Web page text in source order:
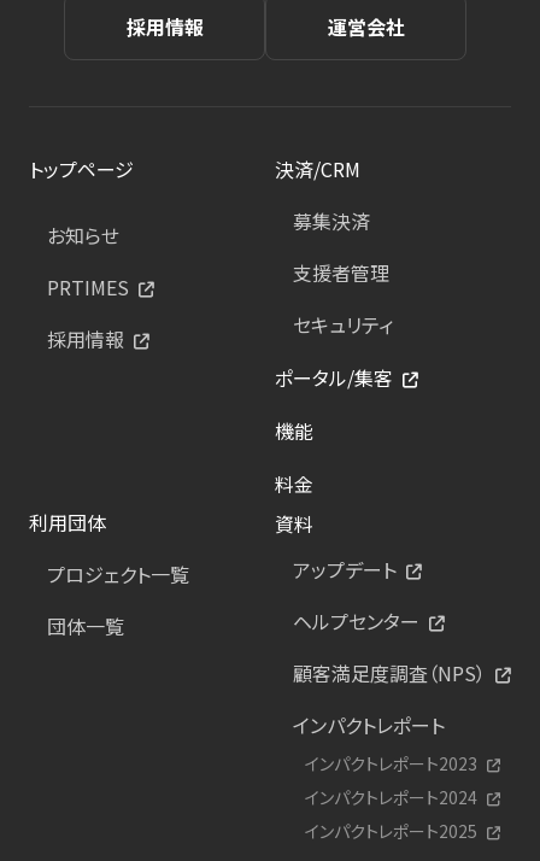
採用情報 運営会社
トップページ
お知らせ
PRTIMES
採用情報
決済/CRM
募集決済
支援者管理
セキュリティ
ポータル/集客
機能
料金
利用団体
プロジェクト一覧
団体一覧
資料
アップデート
ヘルプセンター
顧客満足度調査（NPS）
インパクトレポート
インパクトレポート2023
インパクトレポート2024
インパクトレポート2025